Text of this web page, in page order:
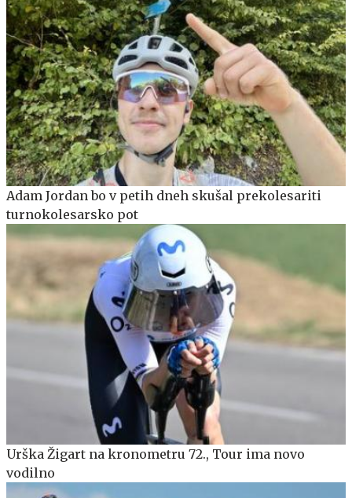
Adam Jordan bo v petih dneh skušal prekolesariti
turnokolesarsko pot
Urška Žigart na kronometru 72., Tour ima novo
vodilno